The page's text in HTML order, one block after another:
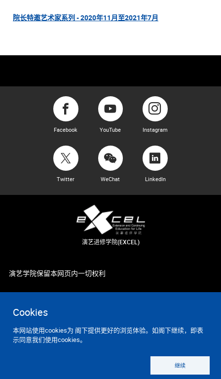
Cookies
本网站使用cookies为 阁下提供更好的浏览体验。如阁下继续，即表
示同意我们使用cookies。
继续
院长特邀艺术家系列 - 2020年11月至2021年7月
Facebook YouTube Instagram
Twitter WeChat LinkedIn
演艺进修学院(EXCEL)
演艺学院保留本网页内一切权利